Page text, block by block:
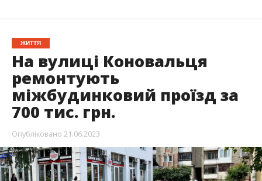
ЖИТТЯ
На вулиці Коновальця
ремонтують
міжбудинковий проїзд за
700 тис. грн.
Опубліковано 21.06.2023